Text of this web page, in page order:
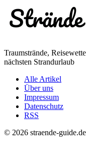
Traumstrände,
nächsten Strandurlaub
Alle Artikel
Über uns
Impressum
Datenschutz
RSS
© 2026 straende-guide.de